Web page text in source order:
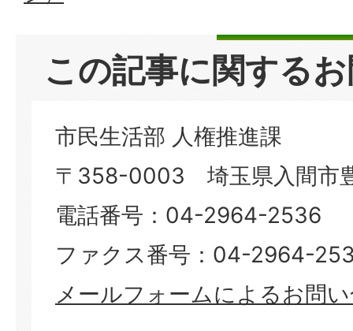
この記事に関する
市民生活部 人権推進課
〒358-0003 埼玉県入間市
電話番号：04-2964-2536
ファクス番号：04-2964-
メールフォームによるお問